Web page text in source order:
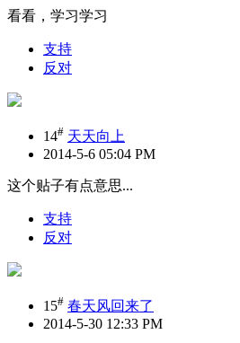
看看，学习学习
支持
反对
14# 天天向上
2014-5-6 05:04 PM
这个贴子有点意思...
支持
反对
15# 春天风回来了
2014-5-30 12:33 PM